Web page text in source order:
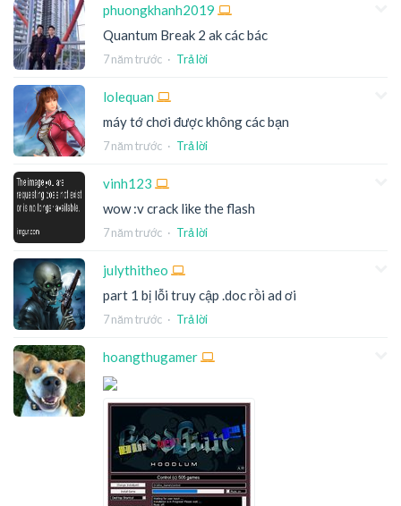
phuongkhanh2019
Quantum Break 2 ak các bác
7 năm trước · Trả lời
lolequan
máy tớ chơi được không các bạn
7 năm trước · Trả lời
vinh123
wow :v crack like the flash
7 năm trước · Trả lời
julythitheo
part 1 bị lỗi truy cập .doc rồi ad ơi
7 năm trước · Trả lời
hoangthugamer